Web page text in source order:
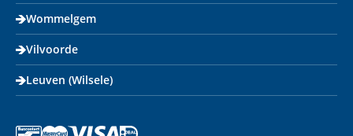
Wommelgem
Vilvoorde
Leuven (Wilsele)